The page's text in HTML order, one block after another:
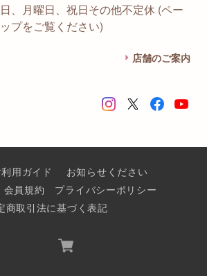
、月曜日、祝日その他不定休 (ペー
プをご覧ください)
店舗のご案内
用ガイド
お知らせください
会員規約
プライバシーポリシー
商取引法に基づく表記